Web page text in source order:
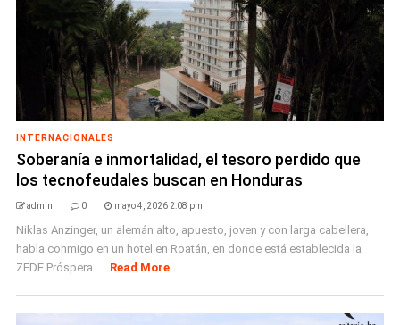
INTERNACIONALES
Soberanía e inmortalidad, el tesoro perdido que
los tecnofeudales buscan en Honduras
admin 0 mayo 4, 2026 2:08 pm
Niklas Anzinger, un alemán alto, apuesto, joven y con larga cabellera,
habla conmigo en un hotel en Roatán, en donde está establecida la
ZEDE Próspera ...
Read More